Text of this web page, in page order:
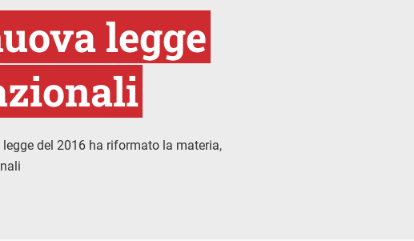
legge
del 2016 ha riformato la materia,